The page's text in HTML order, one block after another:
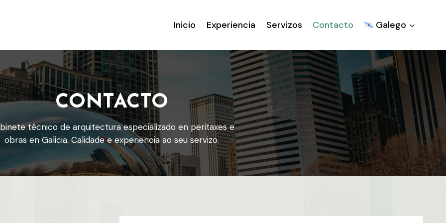
Inicio Experiencia Servizos Contacto Galego
CONTACTO
técnico de arquitectura especializado en peritaxes e
obras en Galicia. Calidade e experiencia ao seu servizo.